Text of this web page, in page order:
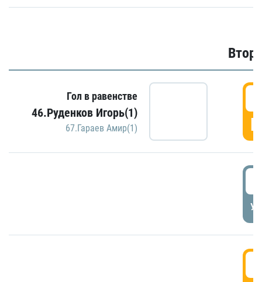
Гол в равенстве
46.Руденков Игорь(1)
67.Гараев Амир(1)